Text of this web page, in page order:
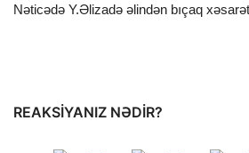
İKT
Nəticədə Y.Əlizadə əlindən bıçaq
REAKSIYANIZ NƏDIR?